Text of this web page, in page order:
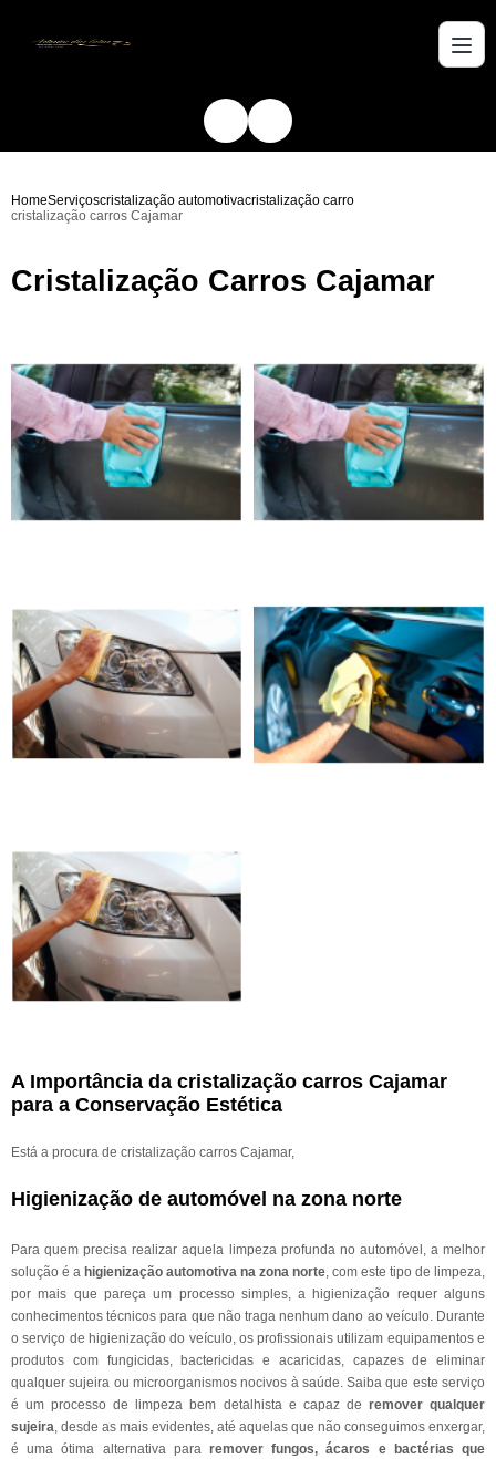
HomeServiçoscristalização automotivacristalização carro
cristalização carros Cajamar
Cristalização Carros Cajamar
A Importância da cristalização carros Cajamar
para a Conservação Estética
Está a procura de cristalização carros Cajamar,
Higienização de automóvel na zona norte
Para quem precisa realizar aquela limpeza profunda no automóvel, a melhor
solução é a higienização automotiva na zona norte, com este tipo de limpeza,
por mais que pareça um processo simples, a higienização requer alguns
conhecimentos técnicos para que não traga nenhum dano ao veículo. Durante
o serviço de higienização do veículo, os profissionais utilizam equipamentos e
produtos com fungicidas, bactericidas e acaricidas, capazes de eliminar
qualquer sujeira ou microorganismos nocivos à saúde. Saiba que este serviço
é um processo de limpeza bem detalhista e capaz de remover qualquer
sujeira, desde as mais evidentes, até aquelas que não conseguimos enxergar,
é uma ótima alternativa para remover fungos, ácaros e bactérias que